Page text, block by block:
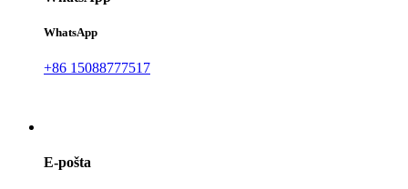
WhatsApp
+86 15088777517
E-pošta